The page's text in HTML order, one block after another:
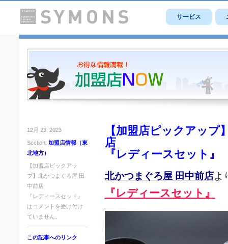
サービス
12月 23, 2023
Section: 加盟店情報（東
北地方）
【加盟店ピックアッ
プ】北かつまぐろ屋 田
中前店
『レディースセット』
は コメントを受け付け
ていません。
この記事へのリンク
【加盟店ピックアップ
店
『レディースセット』
北かつまぐろ屋 田中前店よ
『レディースセット』